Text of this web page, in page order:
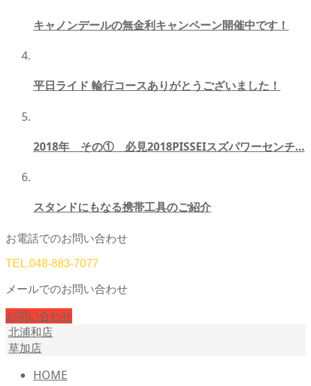
キャノンデールの無金利キャンペーン開催中です！
平日ライド 輪行コースありがとうございました！
2018年 その① 必見2018PISSEIスズパワーセンチ…
スタンドにもなる携帯工具のご紹介
お電話でのお問い合わせ
TEL.048-883-7077
メールでのお問い合わせ
お問い合わせ
北浦和店
草加店
HOME